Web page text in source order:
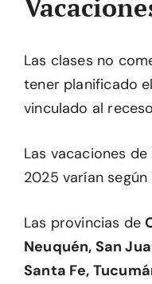
Las clases no
tener planificado
vinculado al
Las vacaciones
2025 varían
Las provincias de
Neuquén, San
Santa Fe,